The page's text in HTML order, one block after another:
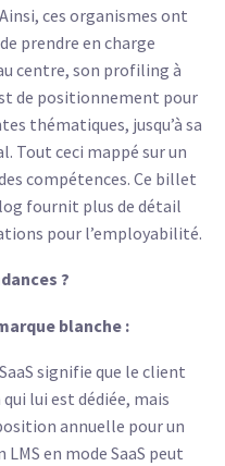
ces organismes ont
prendre en charge
centre, son profiling à
de positionnement pour
thématiques, jusqu’à sa
Tout ceci mappé sur un
compétences. Ce billet
fournit plus de détail
pour l’employabilité.
?
blanche :
signifie que le client
lui est dédiée, mais
annuelle pour un
en mode SaaS peut